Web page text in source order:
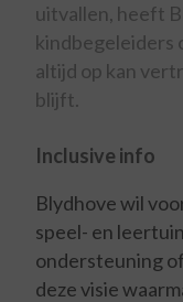
uitvallen, heeft
kindbegeleiders
altijd op kan
blijft.
Inclusive info
Blydhove wil
speel- en
ondersteuning
deze visie